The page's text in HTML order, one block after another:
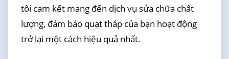
tôi cam kết mang đến dịch vụ sửa chữa chất
lượng, đảm bảo quạt tháp của bạn hoạt động
trở lại một cách hiệu quả nhất.